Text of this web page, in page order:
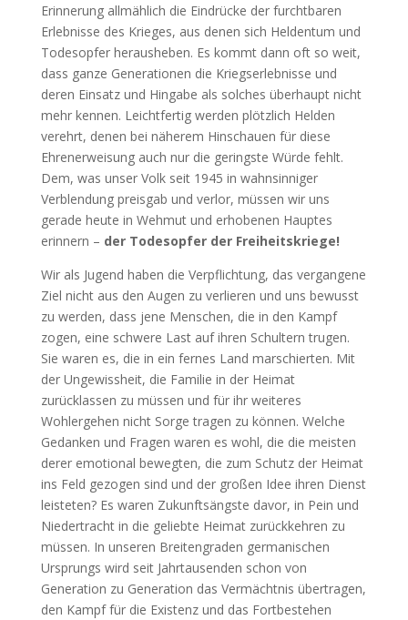
Erinnerung allmählich die Eindrücke der furchtbaren
Erlebnisse des Krieges, aus denen sich Heldentum und
Todesopfer herausheben. Es kommt dann oft so weit,
dass ganze Generationen die Kriegserlebnisse und
deren Einsatz und Hingabe als solches überhaupt nicht
mehr kennen. Leichtfertig werden plötzlich Helden
verehrt, denen bei näherem Hinschauen für diese
Ehrenerweisung auch nur die geringste Würde fehlt.
Dem, was unser Volk seit 1945 in wahnsinniger
Verblendung preisgab und verlor, müssen wir uns
gerade heute in Wehmut und erhobenen Hauptes
erinnern – der Todesopfer der Freiheitskriege!
Wir als Jugend haben die Verpflichtung, das vergangene
Ziel nicht aus den Augen zu verlieren und uns bewusst
zu werden, dass jene Menschen, die in den Kampf
zogen, eine schwere Last auf ihren Schultern trugen.
Sie waren es, die in ein fernes Land marschierten. Mit
der Ungewissheit, die Familie in der Heimat
zurücklassen zu müssen und für ihr weiteres
Wohlergehen nicht Sorge tragen zu können. Welche
Gedanken und Fragen waren es wohl, die die meisten
derer emotional bewegten, die zum Schutz der Heimat
ins Feld gezogen sind und der großen Idee ihren Dienst
leisteten? Es waren Zukunftsängste davor, in Pein und
Niedertracht in die geliebte Heimat zurückkehren zu
müssen. In unseren Breitengraden germanischen
Ursprungs wird seit Jahrtausenden schon von
Generation zu Generation das Vermächtnis übertragen,
den Kampf für die Existenz und das Fortbestehen